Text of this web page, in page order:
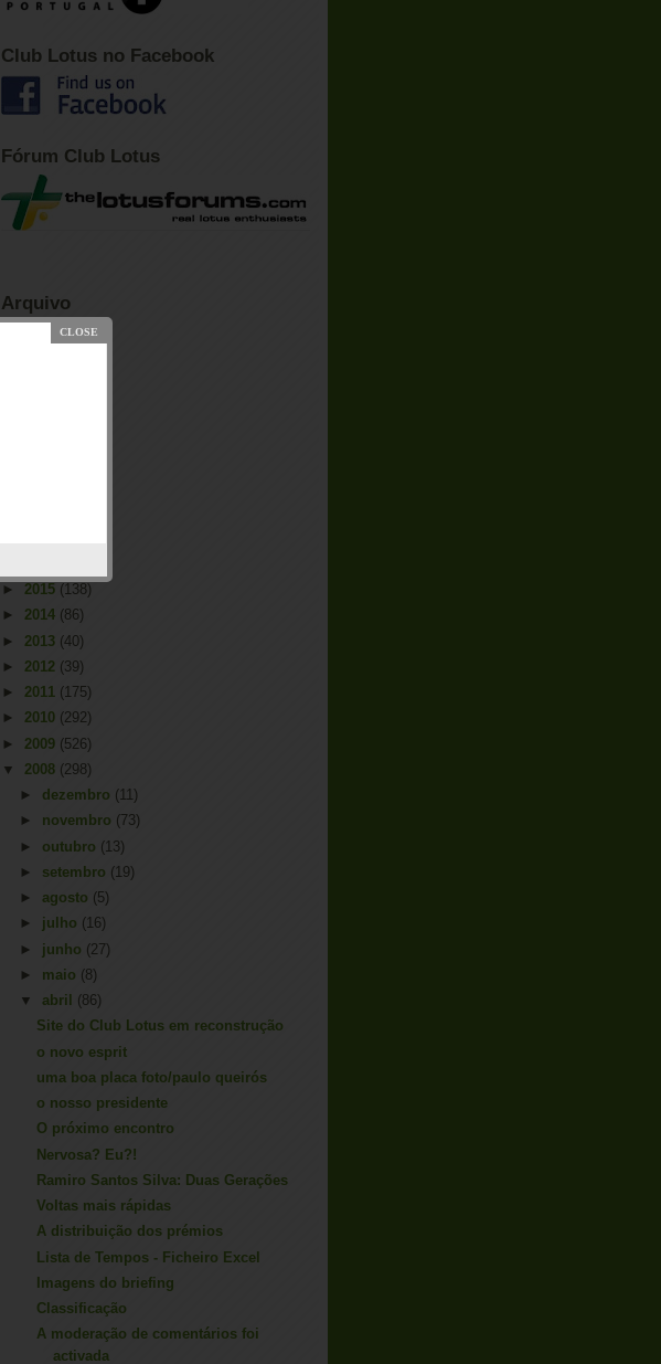
Club Lotus no Facebook
Fórum Club Lotus
Arquivo
(2)
► 2015 (138)
► 2014 (86)
► 2013 (40)
► 2012 (39)
► 2011 (175)
► 2010 (292)
► 2009 (526)
▼ 2008 (298)
► dezembro (11)
► novembro (73)
► outubro (13)
► setembro (19)
► agosto (5)
► julho (16)
► junho (27)
► maio (8)
▼ abril (86)
Site do Club Lotus em reconstrução
o novo esprit
uma boa placa foto/paulo queirós
o nosso presidente
O próximo encontro
Nervosa? Eu?!
Ramiro Santos Silva: Duas Gerações
Voltas mais rápidas
A distribuição dos prémios
Lista de Tempos - Ficheiro Excel
Imagens do briefing
Classificação
A moderação de comentários foi
activada